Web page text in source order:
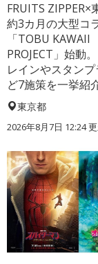
FRUITS ZIPPER×
約3カ月の大型コ
「TOBU KAWAII
PROJECT」始動
レインやスタン
ど7施策を一挙紹
東京都
2026年8月7日 12:24